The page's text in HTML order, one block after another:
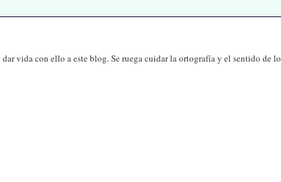
vida con ello a este blog. Se ruega cuidar la ortografía y el sentido de lo